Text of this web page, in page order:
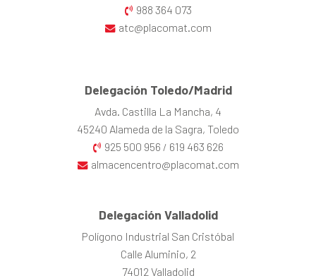
988 364 073
atc@placomat.com
Delegación Toledo/Madrid
Avda. Castilla La Mancha, 4
45240 Alameda de la Sagra, Toledo
925 500 956 / 619 463 626
almacencentro@placomat.com
Delegación Valladolid
Polígono Industrial San Cristóbal
Calle Aluminio, 2
74012 Valladolid